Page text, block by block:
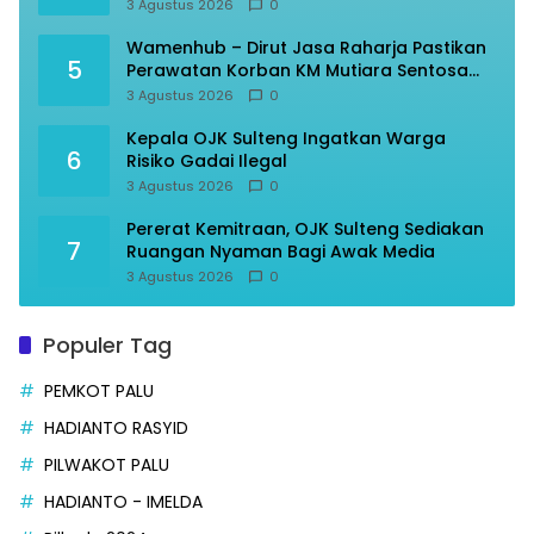
3 Agustus 2026 0
5
Wamenhub – Dirut Jasa Raharja Pastikan
Perawatan Korban KM Mutiara Sentosa
Optimal
3 Agustus 2026 0
6
Kepala OJK Sulteng Ingatkan Warga
Risiko Gadai Ilegal
3 Agustus 2026 0
7
Pererat Kemitraan, OJK Sulteng Sediakan
Ruangan Nyaman Bagi Awak Media
3 Agustus 2026 0
Populer Tag
PEMKOT PALU
HADIANTO RASYID
PILWAKOT PALU
HADIANTO - IMELDA